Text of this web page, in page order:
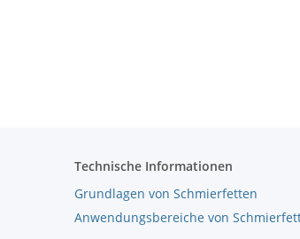
Technische Informationen
Grundlagen von Schmierfetten
Anwendungsbereiche von